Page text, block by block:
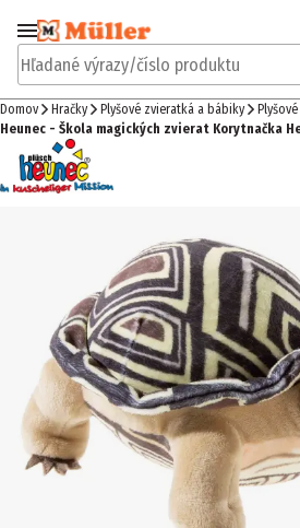
Prejsť na navigáciu
Prejsť
Hľadané výrazy/číslo produktu
Domov Hračky Plyšové zvieratká a bábiky
Heunec - Škola magických zvierat Korytnačka